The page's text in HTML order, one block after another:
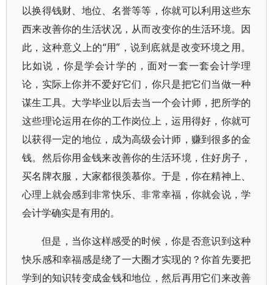
以换得钱财、地位、名誉等等，你就可以利用这些东
西来改善你的生活状况，从而改变你的生活环境。因
此，这种意义上的“用”，说到底就是改变环境之用。
比如说，你是学会计学的，面对一套一套会计学理
论，实际上你并不爱好它们，你只是把它们当做一种
谋生工具。大学毕业以后去当一个会计师，把所学的
这些理论运用在你的工作岗位上，运用得好，你就可
以获得一定的地位，成为高级会计师，赚到很多的金
钱。然后你用金钱来改善你的生活环境，住好房子，
买名牌衣服，大家都很羡慕你。于是，你在精神上、
心理上就会感到非常快乐、非常幸福，你就会说，学
会计学确实是有用的。
但是，当你这样感受的时候，你是否意识到这种
快乐感和幸福感是绕了一大圈才实现的？你首先要把
学到的知识转变成金钱和地位，然后再用它们来改善